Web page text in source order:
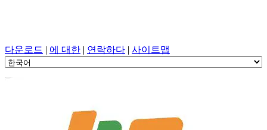
다운로드 | 에 대한 | 연락하다 | 사이트맵